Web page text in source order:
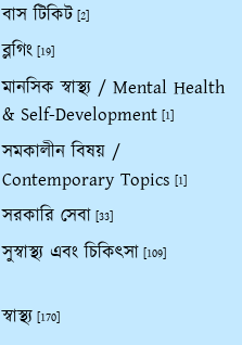
বাস টিকিট [2]
ব্লগিং [19]
মানসিক স্বাস্থ্য / Mental Health
& Self-Development [1]
সমকালীন বিষয় /
Contemporary Topics [1]
সরকারি সেবা [33]
সুস্বাস্থ্য এবং চিকিৎসা [109]
স্বাস্থ্য [170]